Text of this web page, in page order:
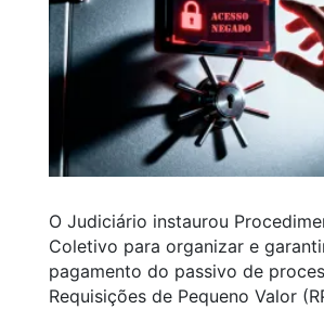
O Judiciário instaurou
Coletivo para organizar e
pagamento do passivo de
Requisições de Pequeno Valor